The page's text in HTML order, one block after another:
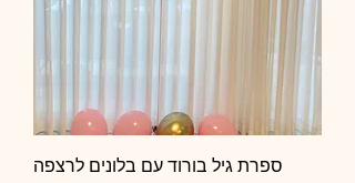
ספרת גיל בורוד עם בלונים לרצפה